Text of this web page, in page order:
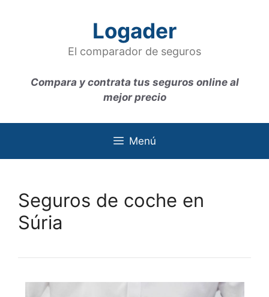
Logader
El comparador de seguros
Compara y contrata tus seguros online al
mejor precio
Menú
Seguros de coche en
Súria